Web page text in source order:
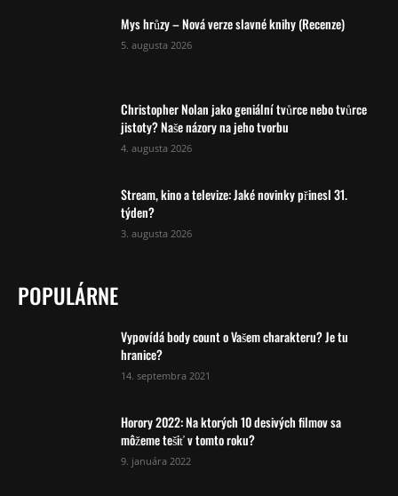
Mys hrůzy – Nová verze slavné knihy (Recenze)
5. augusta 2026
Christopher Nolan jako geniální tvůrce nebo tvůrce
jistoty? Naše názory na jeho tvorbu
4. augusta 2026
Stream, kino a televize: Jaké novinky přinesl 31.
týden?
3. augusta 2026
POPULÁRNE
Vypovídá body count o Vašem charakteru? Je tu
hranice?
14. septembra 2021
Horory 2022: Na ktorých 10 desivých filmov sa
môžeme tešiť v tomto roku?
9. januára 2022